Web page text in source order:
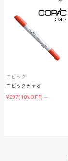
コピック
コピックチャオ
¥297(10%OFF)～